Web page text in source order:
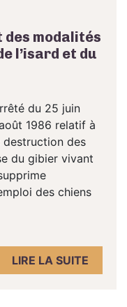
des modalités
l’isard et du
du 25 juin
1986 relatif à
destruction des
du gibier vivant
des chiens
LIRE LA SUITE